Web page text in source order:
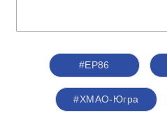
#ЕР86
#ХМАО-Югра